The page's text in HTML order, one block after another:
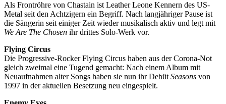
Als Frontröhre von Chastain ist Leather Leone Kennern des US-
Metal seit den Achtzigern ein Begriff. Nach langjähriger Pause ist
die Sängerin seit einiger Zeit wieder musikalisch aktiv und legt mit
We Are The Chosen ihr drittes Solo-Werk vor.
Flying Circus
Die Progressive-Rocker Flying Circus haben aus der Corona-Not
gleich zweimal eine Tugend gemacht: Nach einem Album mit
Neuaufnahmen alter Songs haben sie nun ihr Debüt Seasons von
1997 in der aktuellen Besetzung neu eingespielt.